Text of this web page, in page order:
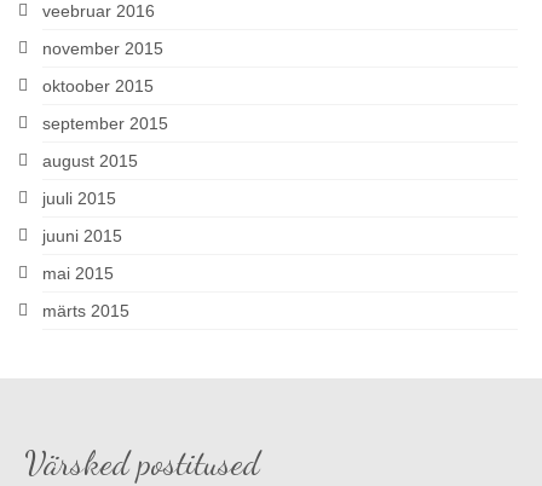
veebruar 2016
november 2015
oktoober 2015
september 2015
august 2015
juuli 2015
juuni 2015
mai 2015
märts 2015
Värsked postitused